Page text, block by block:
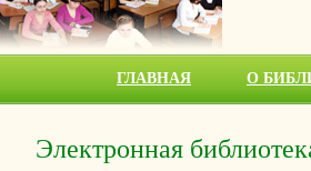
ГЛАВНАЯ О
Электронная